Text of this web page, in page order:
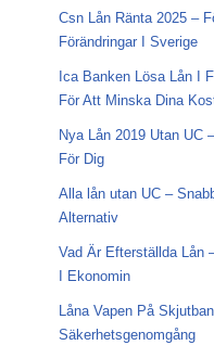
Csn Lån Ränta 2025 –
Förändringar I Sverige
Ica Banken Lösa Lån I
För Att Minska Dina
Nya Lån 2019 Utan UC
För Dig
Alla lån utan UC –
Alternativ
Vad Är Efterställda Lån
I Ekonomin
Låna Vapen På
Säkerhetsgenomgång